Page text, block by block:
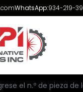
WhatsApp:934-219-